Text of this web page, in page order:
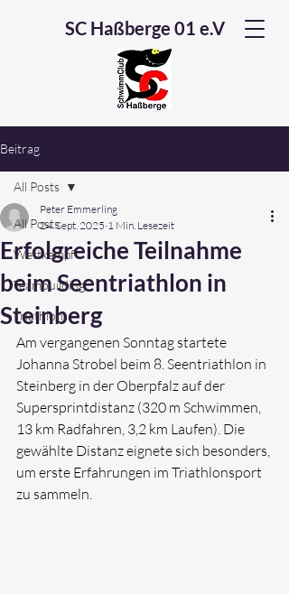
SC Haßberge 01 e.V
Beitrag
All Posts
Wettkampf
Teambuilding
Triathlon
All Posts
Erfolgreiche Teilnahme
beim Seentriathlon in
Steinberg
Peter Emmerling
24. Sept. 2025 1 Min. Lesezeit
Am vergangenen Sonntag startete
Johanna Strobel beim 8. Seentriathlon in
Steinberg in der Oberpfalz auf der
Supersprintdistanz (320 m Schwimmen,
13 km Radfahren, 3,2 km Laufen). Die
gewählte Distanz eignete sich besonders,
um erste Erfahrungen im Triathlonsport
zu sammeln.